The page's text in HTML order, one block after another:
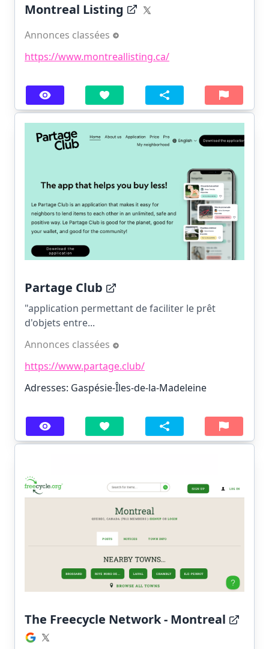
Montreal Listing
Annonces classées
https://www.montreallisting.ca/
Partage Club
"application permettant de faciliter le prêt
d'objets entre...
Annonces classées
https://www.partage.club/
Adresses: Gaspésie-Îles-de-la-Madeleine
The Freecycle Network - Montreal